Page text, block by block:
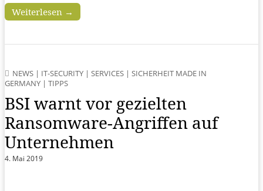
Weiterlesen →
NEWS | IT-SECURITY | SERVICES | SICHERHEIT MADE IN
GERMANY | TIPPS
BSI warnt vor gezielten
Ransomware-Angriffen auf
Unternehmen
4. Mai 2019